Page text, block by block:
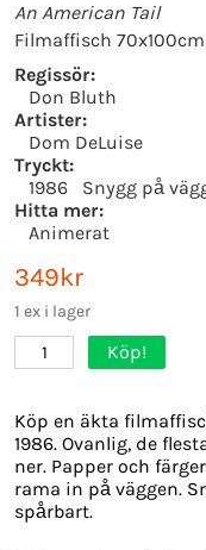
An American Tail
Filmaffisch
Regissör:
Don Bluth
Artister:
Dom DeLuise
Tryckt:
1986
Snygg på
Hitta mer:
Animerat
349kr
1 ex i lager
1 Köp!
Köp en äkta
1986. Ovanlig, de
ner. Papper och
rama in på väggen.
spårbart.